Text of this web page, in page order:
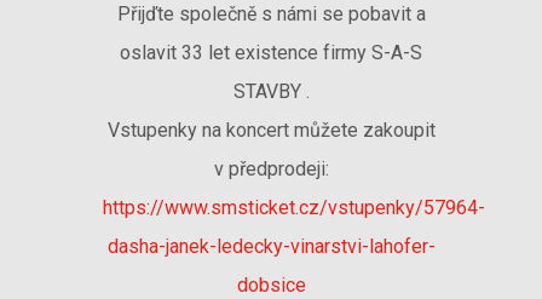
Přijďte společně s námi se pobavit a
oslavit 33 let existence firmy S-A-S
STAVBY .
Vstupenky na koncert můžete zakoupit
v předprodeji:
https://www.smsticket.cz/vstupenky/57964-
dasha-janek-ledecky-vinarstvi-lahofer-
dobsice